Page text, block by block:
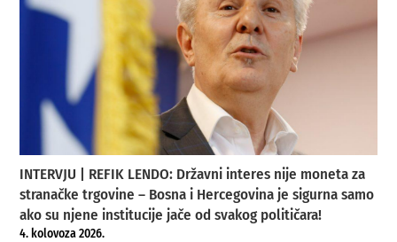
INTERVJU | REFIK LENDO: Državni interes nije moneta za
stranačke trgovine – Bosna i Hercegovina je sigurna samo
ako su njene institucije jače od svakog političara!
4. kolovoza 2026.